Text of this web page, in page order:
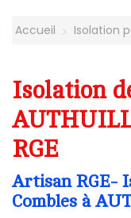
Accueil Isolation
Isolation
RGE
Artisan RGE-
Combles à